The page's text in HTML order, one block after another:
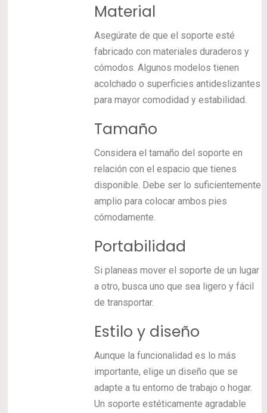
Material
Asegúrate de que el soporte esté
fabricado con materiales duraderos y
cómodos. Algunos modelos tienen
acolchado o superficies antideslizantes
para mayor comodidad y estabilidad.
Tamaño
Considera el tamaño del soporte en
relación con el espacio que tienes
disponible. Debe ser lo suficientemente
amplio para colocar ambos pies
cómodamente.
Portabilidad
Si planeas mover el soporte de un lugar
a otro, busca uno que sea ligero y fácil
de transportar.
Estilo y diseño
Aunque la funcionalidad es lo más
importante, elige un diseño que se
adapte a tu entorno de trabajo o hogar.
Un soporte estéticamente agradable